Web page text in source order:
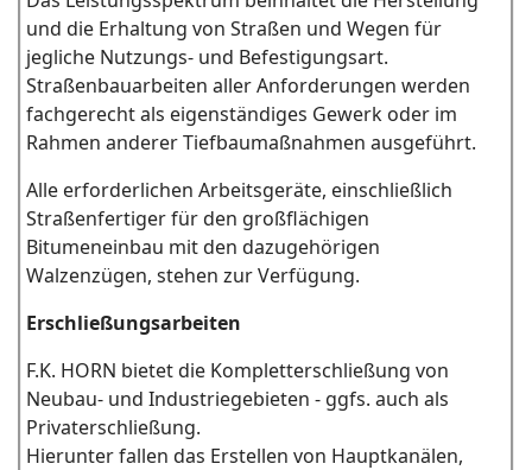
und die Erhaltung von Straßen und Wegen für
jegliche Nutzungs- und Befestigungsart.
Straßenbauarbeiten aller Anforderungen werden
fachgerecht als eigenständiges Gewerk oder im
Rahmen anderer Tiefbaumaßnahmen ausgeführt.
Alle erforderlichen Arbeitsgeräte, einschließlich
Straßenfertiger für den großflächigen
Bitumeneinbau mit den dazugehörigen
Walzenzügen, stehen zur Verfügung.
Erschließungsarbeiten
F.K. HORN bietet die Kompletterschließung von
Neubau- und Industriegebieten - ggfs. auch als
Privaterschließung.
Hierunter fallen das Erstellen von Hauptkanälen,